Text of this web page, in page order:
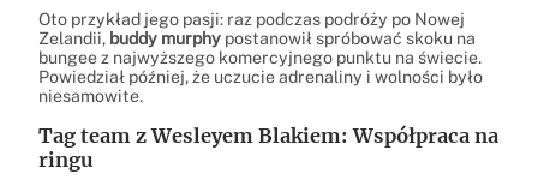
Oto przykład jego pasji: raz podczas podróży po Nowej
Zelandii, buddy murphy postanowił spróbować skoku na
bungee z najwyższego komercyjnego punktu na świecie.
Powiedział później, że uczucie adrenaliny i wolności było
niesamowite.
Tag team z Wesleyem Blakiem: Współpraca na
ringu